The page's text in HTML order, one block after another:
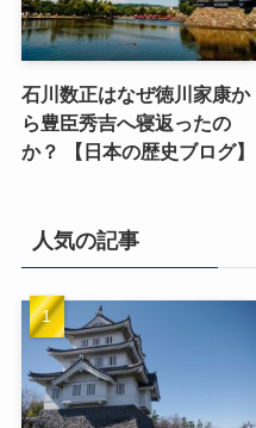
石川数正はなぜ徳川家康か
ら豊臣秀吉へ寝返ったの
か？ 【日本の歴史ブログ】
人気の記事